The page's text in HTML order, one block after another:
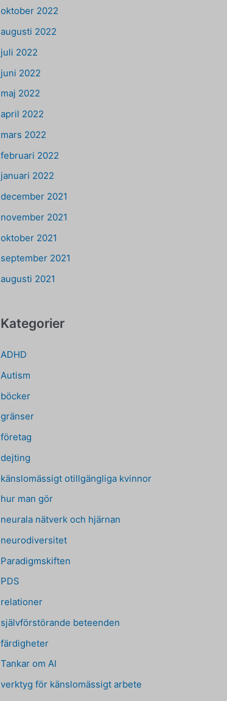
oktober 2022
augusti 2022
juli 2022
juni 2022
maj 2022
april 2022
mars 2022
februari 2022
januari 2022
december 2021
november 2021
oktober 2021
september 2021
augusti 2021
Kategorier
ADHD
Autism
böcker
gränser
företag
dejting
känslomässigt otillgängliga kvinnor
hur man gör
neurala nätverk och hjärnan
neurodiversitet
Paradigmskiften
PDS
relationer
självförstörande beteenden
färdigheter
Tankar om AI
verktyg för känslomässigt arbete